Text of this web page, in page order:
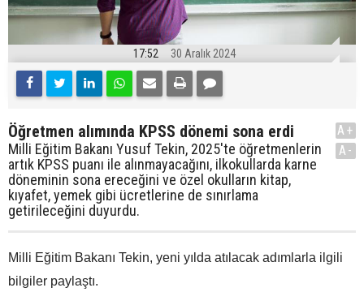
17:52 30 Aralık 2024
Öğretmen alımında KPSS dönemi sona erdi
Milli Eğitim Bakanı Yusuf Tekin, 2025'te öğretmenlerin
artık KPSS puanı ile alınmayacağını, ilkokullarda karne
döneminin sona ereceğini ve özel okulların kitap,
kıyafet, yemek gibi ücretlerine de sınırlama
getirileceğini duyurdu.
A+
A-
Milli Eğitim Bakanı Tekin, yeni yılda atılacak adımlarla ilgili
bilgiler paylaştı.